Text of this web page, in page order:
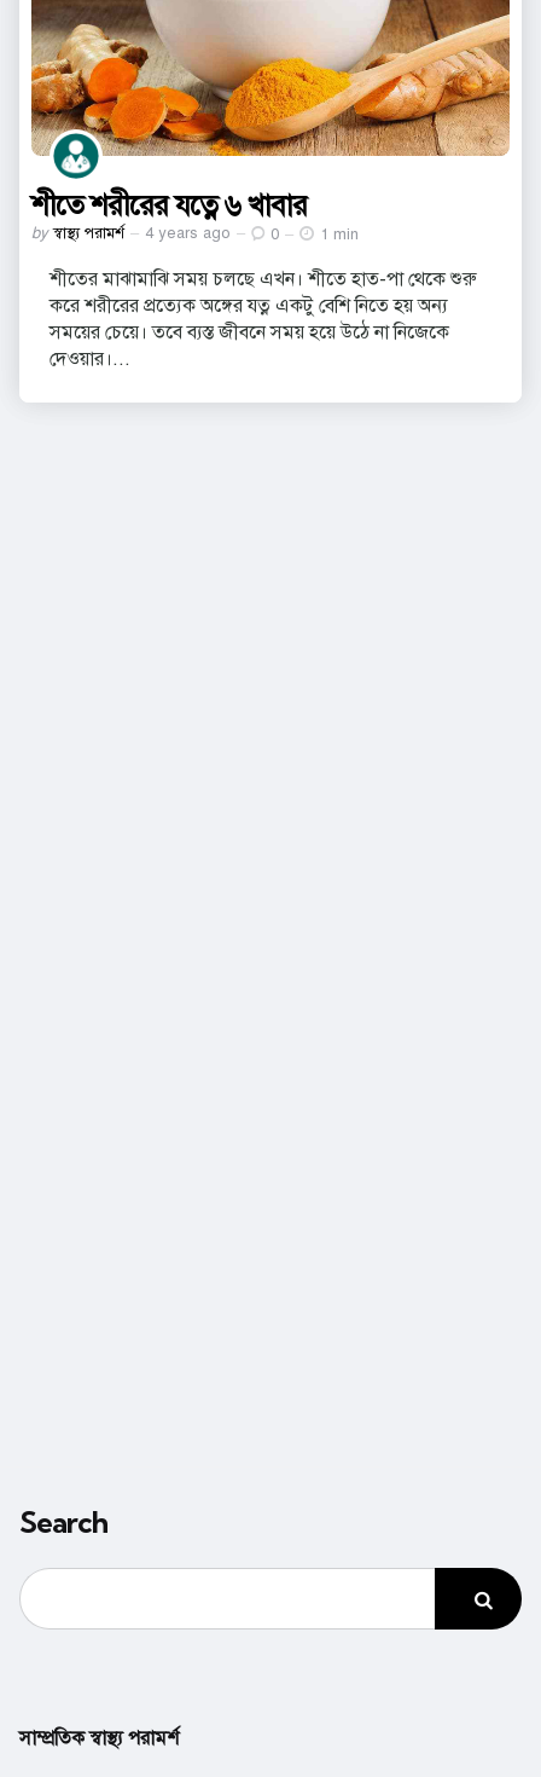
শীতে শরীরের যত্নে ৬ খাবার
Posted
by স্বাস্থ্য পরামর্শ 4 years ago 0 1 min
শীতের মাঝামাঝি সময় চলছে এখন। শীতে হাত-পা থেকে শুরু
করে শরীরের প্রত্যেক অঙ্গের যত্ন একটু বেশি নিতে হয় অন্য
সময়ের চেয়ে। তবে ব্যস্ত জীবনে সময় হয়ে উঠে না নিজেকে
দেওয়ার।...
Search
সাম্প্রতিক স্বাস্থ্য পরামর্শ